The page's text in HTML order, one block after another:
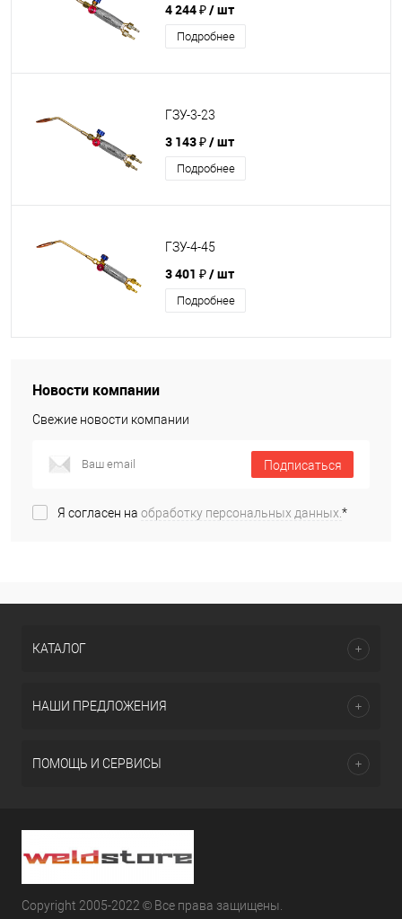
4 244 ₽/ шт
Подробнее
ГЗУ-3-23
3 143 ₽/ шт
Подробнее
ГЗУ-4-45
3 401 ₽/ шт
Подробнее
Новости компании
Свежие новости компании
Подписаться
Я согласен на обработку персональных данных.*
КАТАЛОГ
НАШИ ПРЕДЛОЖЕНИЯ
ПОМОЩЬ И СЕРВИСЫ
Copyright 2005-2022 © Все права защищены.